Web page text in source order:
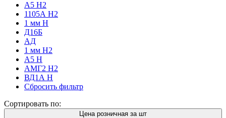
А5 Н2
1105А Н2
1 мм H
Д16Б
АД
1 мм Н2
А5 Н
АМГ2 Н2
ВД1А Н
Сбросить фильтр
Сортировать по:
Цена розничная за шт